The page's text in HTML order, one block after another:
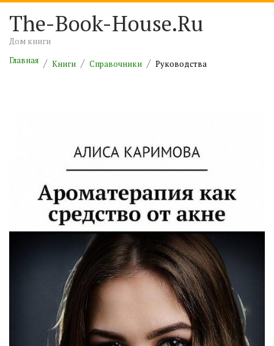
The-Book-House.Ru
Дом книги
Главная
Книги Справочники Руководства